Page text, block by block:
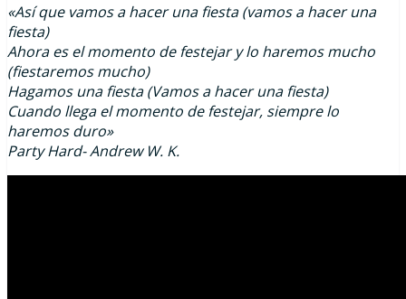
«Así que vamos a hacer una fiesta (vamos a hacer una
fiesta)
Ahora es el momento de festejar y lo haremos mucho
(fiestaremos mucho)
Hagamos una fiesta (Vamos a hacer una fiesta)
Cuando llega el momento de festejar, siempre lo
haremos duro»
Party Hard- Andrew W. K.